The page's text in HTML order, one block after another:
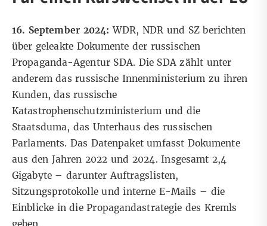
16. September 2024: WDR, NDR und SZ berichten
über geleakte Dokumente der russischen
Propaganda-Agentur SDA. Die SDA zählt unter
anderem das russische Innenministeriumzu ihren
Kunden, das russische
Katastrophenschutzministerium und die
Staatsduma, das Unterhaus des russischen
Parlaments. Das Datenpaket umfasst Dokumente
aus den Jahren 2022 und 2024. Insgesamt 2,4
Gigabyte – darunter Auftragslisten,
Sitzungsprotokolle und interne E-Mails – die
Einblicke in die Propagandastrategie des Kremls